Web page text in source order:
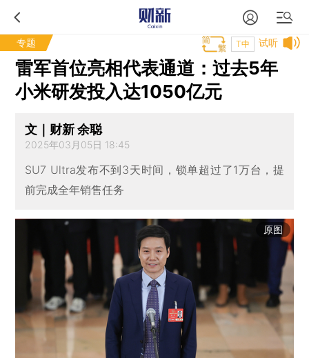
专题 试听
T中
雷军首位亮相代表通道：过去5年
小米研发投入达1050亿元
文｜财新 余聪
2025年03月05日 18:45
SU7 Ultra发布不到3天时间，锁单超过了1万台，提
前完成全年销售任务
原图